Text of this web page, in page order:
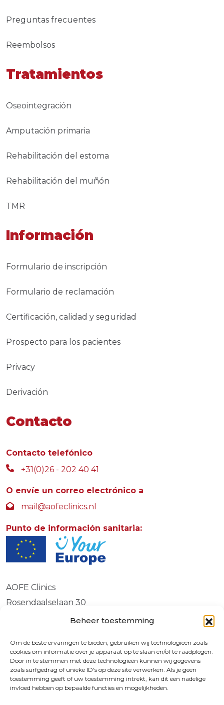
Beheer toestemming
Om de beste ervaringen te bieden, gebruiken wij technologieën zoals
cookies om informatie over je apparaat op te slaan en/of te raadplegen.
Door in te stemmen met deze technologieën kunnen wij gegevens
zoals surfgedrag of unieke ID's op deze site verwerken. Als je geen
toestemming geeft of uw toestemming intrekt, kan dit een nadelige
invloed hebben op bepaalde functies en mogelijkheden.
Preguntas frecuentes
Reembolsos
Tratamientos
Oseointegración
Amputación primaria
Rehabilitación del estoma
Rehabilitación del muñón
TMR
Información
Formulario de inscripción
Formulario de reclamación
Certificación, calidad y seguridad
Prospecto para los pacientes
Privacy
Derivación
Contacto
Contacto telefónico
+31(0)26 - 202 40 41
O envíe un correo electrónico a
mail@aofeclinics.nl
Punto de información sanitaria:
AOFE Clinics
Rosendaalselaan 30
© 2026 | 72730587